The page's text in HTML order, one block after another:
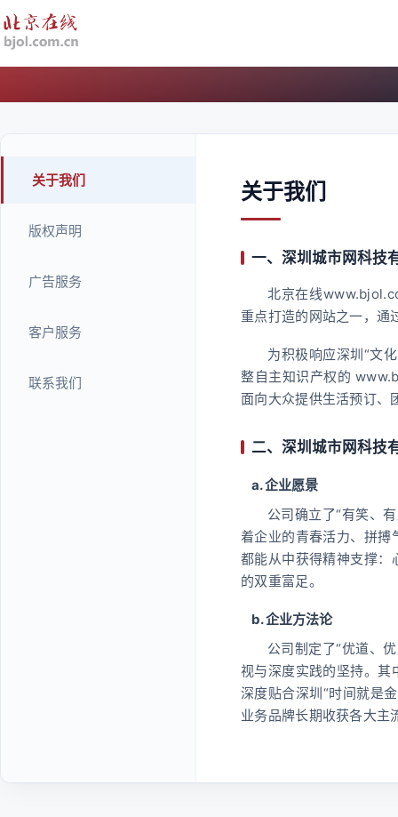
关于我们
版权声明
广告服务
客户服务
联系我们
关于我们
一、深圳城市网科技
北京在线
重点打造的网站之一，通
为积极响应深圳“文
整自主知识产权的
面向大众提供生活预订、
二、深圳城市网科技
a. 企业愿景
公司确立了“有笑、
着企业的青春活力、拼搏
都能从中获得精神支撑：
的双重富足。
b. 企业方法论
公司制定了“优道、
视与深度实践的坚持。其
深度贴合深圳“时间就是
业务品牌长期收获各大主